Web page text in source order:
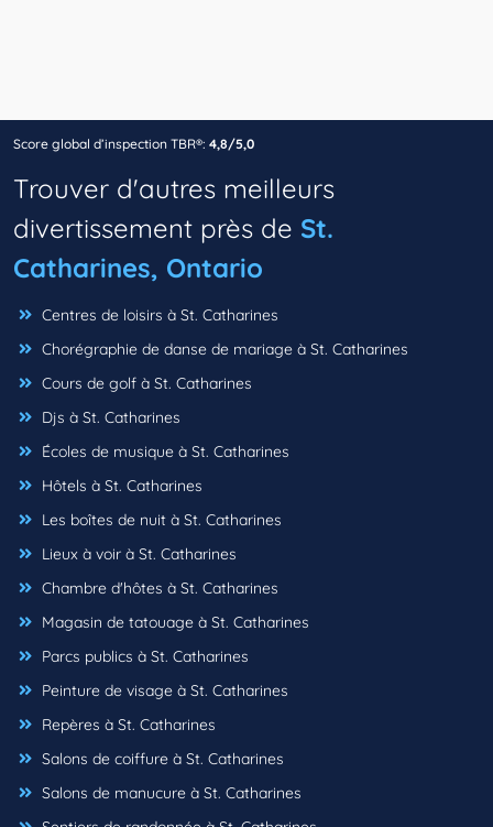
Score global d’inspection TBR®: 4,8/5,0
Trouver d'autres meilleurs
divertissement près de St.
Catharines, Ontario
Centres de loisirs à St. Catharines
Chorégraphie de danse de mariage à St. Catharines
Cours de golf à St. Catharines
Djs à St. Catharines
Écoles de musique à St. Catharines
Hôtels à St. Catharines
Les boîtes de nuit à St. Catharines
Lieux à voir à St. Catharines
Chambre d'hôtes à St. Catharines
Magasin de tatouage à St. Catharines
Parcs publics à St. Catharines
Peinture de visage à St. Catharines
Repères à St. Catharines
Salons de coiffure à St. Catharines
Salons de manucure à St. Catharines